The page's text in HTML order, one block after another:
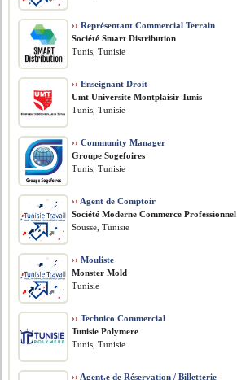
›› Représentant Commercial Terrain
Société Smart Distribution
Tunis, Tunisie
›› Enseignant Droit
Umt Université Montplaisir Tunis
Tunis, Tunisie
›› Community Manager
Groupe Sogefoires
Tunis, Tunisie
›› Agent de Comptoir
Société Moderne Commerce Professionnel
Sousse, Tunisie
›› Mouliste
Monster Mold
Tunisie
›› Technico Commercial
Tunisie Polymere
Tunis, Tunisie
›› Agent.e de Réservation / Billetterie